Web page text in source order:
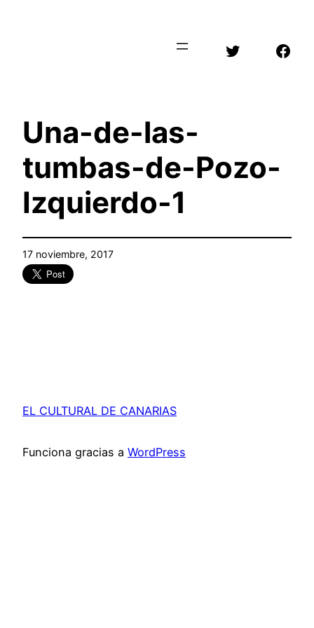
Twitter
Una-de-las-
tumbas-de-Pozo-
Izquierdo-1
17 noviembre, 2017
EL CULTURAL DE CANARIAS
Funciona gracias a WordPress